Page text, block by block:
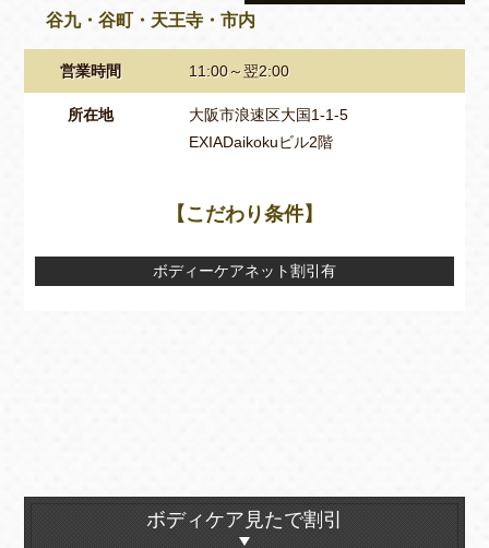
谷九・谷町・天王寺・市内
営業時間 11:00～翌2:00
所在地
大阪市浪速区大国1-1-5
EXIADaikokuビル2階
【こだわり条件】
ボディーケアネット割引有
ボディケア見たで割引